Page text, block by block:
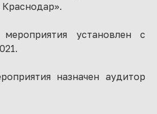
установлен с
назначен аудитор